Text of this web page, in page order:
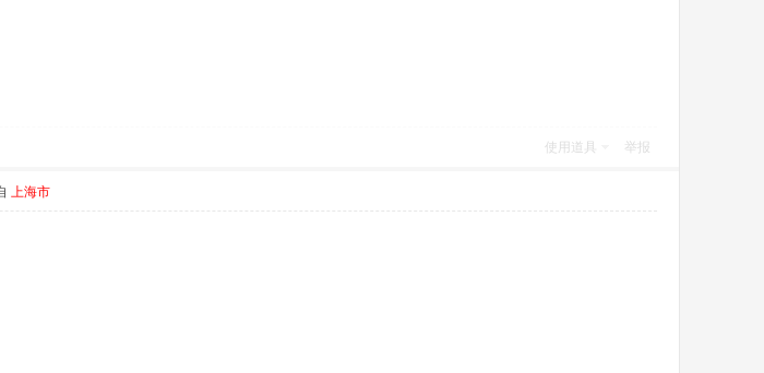
使用道具 举报
上海市